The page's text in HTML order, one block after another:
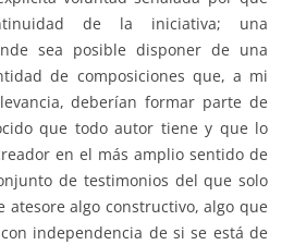
de la iniciativa; una
sea posible disponer de una
de composiciones que, a mi
deberían formar parte de
que todo autor tiene y que lo
en el más amplio sentido de
de testimonios del que solo
atesore algo constructivo, algo que
independencia de si se está de